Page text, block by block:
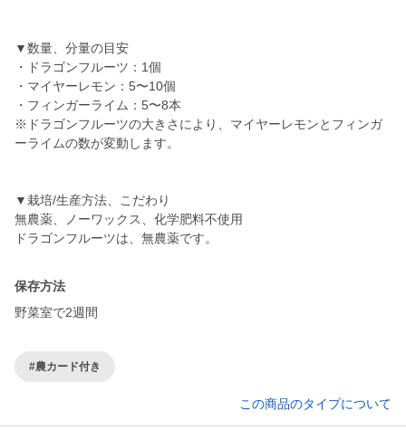
▼数量、分量の目安
・ドラゴンフルーツ：1個
・マイヤーレモン：5〜10個
・フィンガーライム：5〜8本
※ドラゴンフルーツの大きさにより、マイヤーレモンとフィンガ
ーライムの数が変動します。
▼栽培/生産方法、こだわり
無農薬、ノーワックス、化学肥料不使用
ドラゴンフルーツは、無農薬です。
保存方法
野菜室で2週間
#農カード付き
この商品のタイプについて